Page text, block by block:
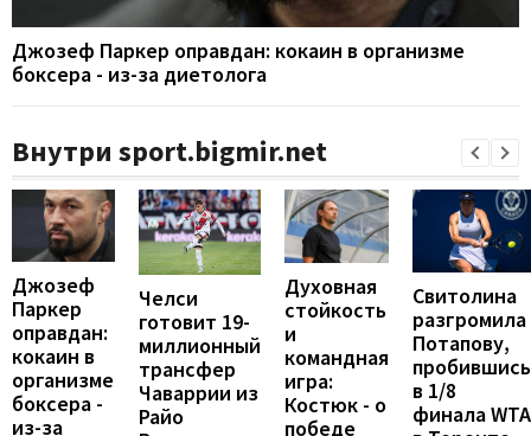
Джозеф Паркер оправдан: кокаин в организме
боксера - из-за диетолога
Внутри sport.bigmir.net
Джозеф
Паркер
оправдан:
кокаин в
организме
боксера -
из-за
Челси
готовит 19-
миллионный
трансфер
Чаваррии из
Райо
Духовная
стойкость
и
командная
игра:
Костюк - о
победе
Свитолина
разгромила
Потапову,
пробившись
в 1/8
финала WTA